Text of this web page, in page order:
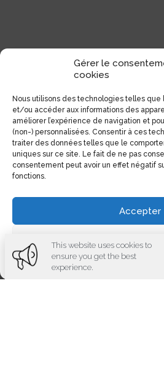
Gérer le
cookies
Nous utilisons des technologies telles
et/ou accéder aux informations des
améliorer l’expérience de navigation et
(non-) personnalisées. Consentir à ces
traiter des données telles que le
uniques sur ce site. Le fait de ne pas
consentement peut avoir un effet négatif
fonctions.
Accepter
Cookies policy
This website uses cookies to
ensure you get the best
experience.